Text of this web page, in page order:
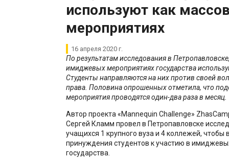
используют как
мероприятиях
16 апреля 2020 г.
По результатам исследования в
имиджевых мероприятиях государства
Студенты направляются на них против своей
права. Половина опрошенных отметила, что
мероприятия проводятся один-два раза в месяц.
Автор проекта «Mannequin Challenge»
Сергей Кламм провел в Петропавловске
учащихся 1 крупного вуза и 4 коллежей, чтобы
принуждения студентов к участию в
государства.